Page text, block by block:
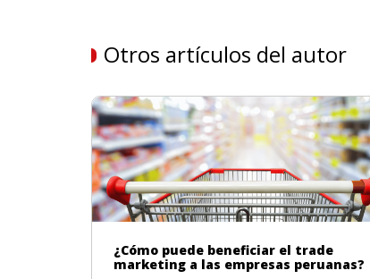
Otros artículos del autor
¿Cómo puede beneficiar el trade
marketing a las empresas peruanas?